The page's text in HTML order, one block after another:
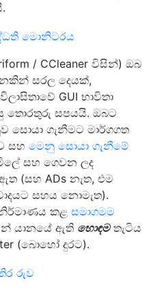
/ CCleaner විසින්) ඔබ
සරල දෙයක්,
විලාසිතාවේ GUI භාවිතා
තොරතුරු සපයයි. ඔබට
සොයා ගැනීමට මාර්ගගත
සහ මෙනු සොයා ගැනීමේ
සහ ගෙවන ලද
(සහ ADs නැත, එම
සහය නොමැත).
කළ සමාගමම
යානයේ ඇති හොඳමතැටිය
(බොහෝ දුරට).